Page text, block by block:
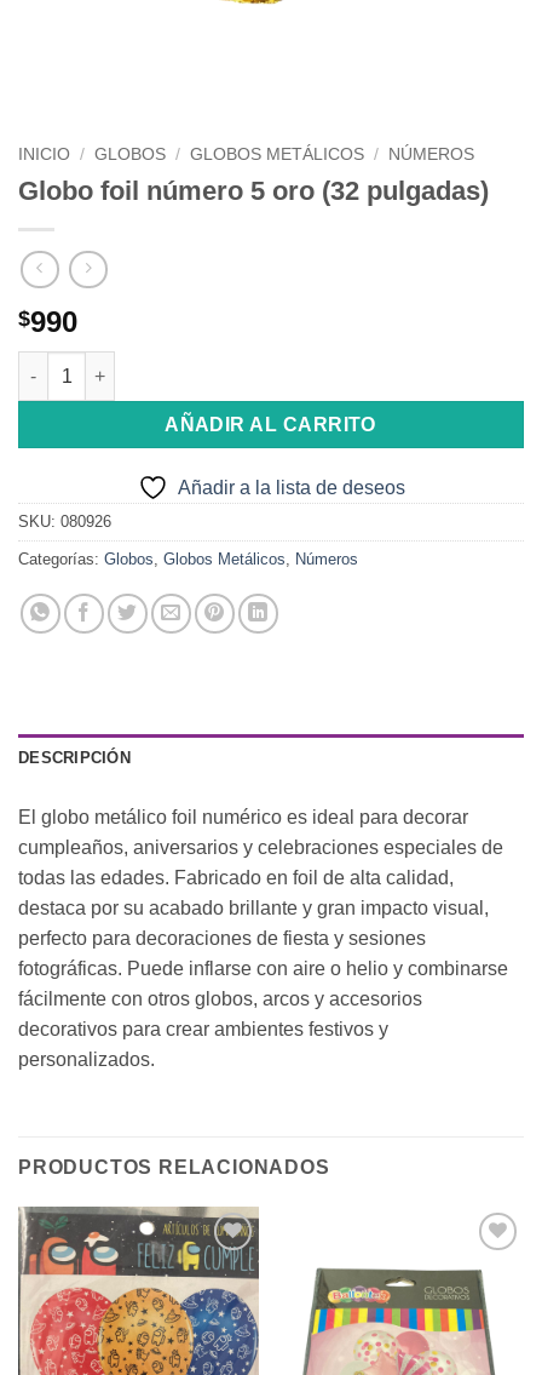
INICIO / GLOBOS / GLOBOS METÁLICOS / NÚMEROS
Globo foil número 5 oro (32 pulgadas)
$990
Globo foil número 5 oro (32 pulgadas) cantidad
AÑADIR AL CARRITO
Añadir a la lista de deseos
SKU: 080926
Categorías: Globos, Globos Metálicos, Números
DESCRIPCIÓN
El globo metálico foil numérico es ideal para decorar
cumpleaños, aniversarios y celebraciones especiales de
todas las edades. Fabricado en foil de alta calidad,
destaca por su acabado brillante y gran impacto visual,
perfecto para decoraciones de fiesta y sesiones
fotográficas. Puede inflarse con aire o helio y combinarse
fácilmente con otros globos, arcos y accesorios
decorativos para crear ambientes festivos y
personalizados.
PRODUCTOS RELACIONADOS
Añadir
a la
lista de
deseos
Añadir
a la
lista de
deseos